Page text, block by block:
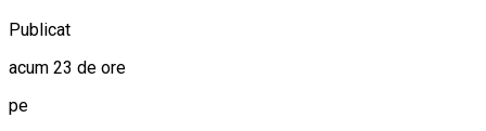
Publicat
acum 23 de ore
pe